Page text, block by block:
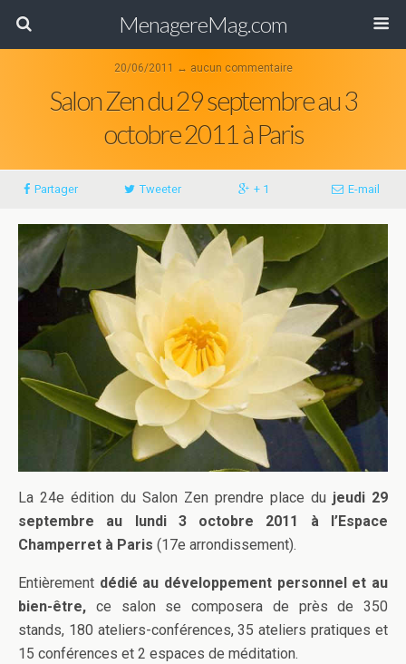
MenagereMag.com
20/06/2011 ↔ aucun commentaire
Salon Zen du 29 septembre au 3
octobre 2011 à Paris
Partager Tweeter + 1 E-mail
La 24e édition du Salon Zen prendre place du jeudi 29
septembre au lundi 3 octobre 2011 à l’Espace
Champerret à Paris (17e arrondissement).
Entièrement dédié au développement personnel et au
bien-être, ce salon se composera de près de 350
stands, 180 ateliers-conférences, 35 ateliers pratiques et
15 conférences et 2 espaces de méditation.